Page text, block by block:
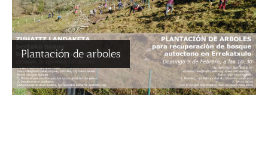
Plantación de arboles
100 voluntarios plantan 260 árboles
autóctonos en Errekatxulo, Añorga